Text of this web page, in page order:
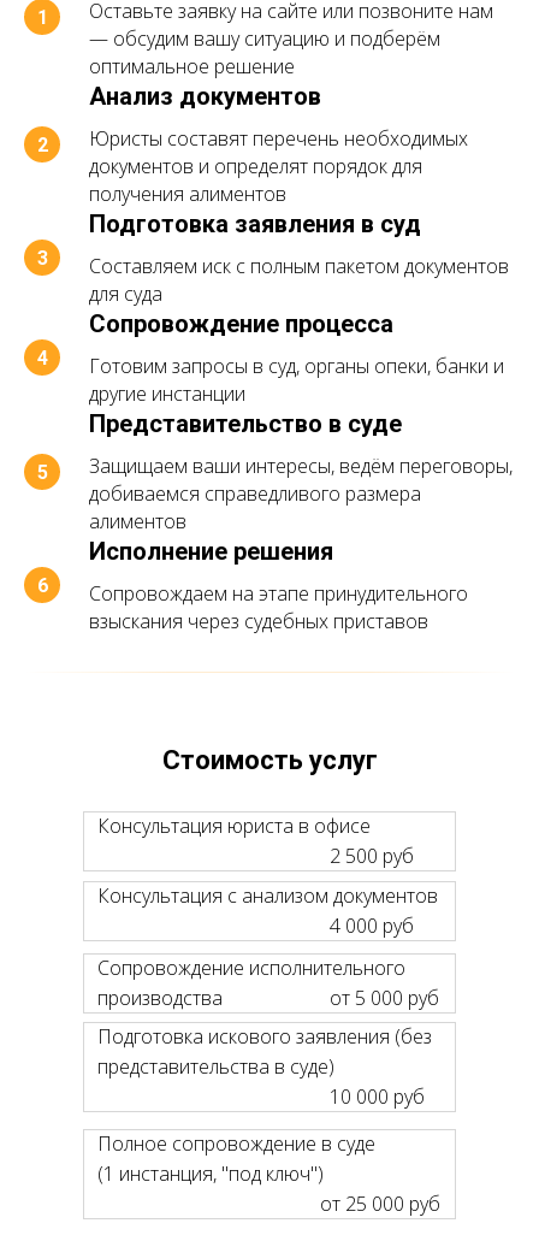
Оставьте заявку на сайте или позвоните нам
— обсудим вашу ситуацию и подберём
оптимальное решение
Анализ документов
Юристы составят перечень необходимых
документов и определят порядок для
получения алиментов
Подготовка заявления в суд
Составляем иск с полным пакетом документов
для суда
Сопровождение процесса
Готовим запросы в суд, органы опеки, банки и
другие инстанции
Представительство в суде
Защищаем ваши интересы, ведём переговоры,
добиваемся справедливого размера
алиментов
Исполнение решения
Сопровождаем на этапе принудительного
взыскания через судебных приставов
Стоимость услуг
от 25 000 руб
Полное сопровождение в суде
(1 инстанция, "под ключ")
10 000 руб
Подготовка искового заявления (без
представительства в суде)
от 5 000 руб
Сопровождение исполнительного
производства
4 000 руб
Консультация с анализом документов
2 500 руб
Консультация юриста в офисе